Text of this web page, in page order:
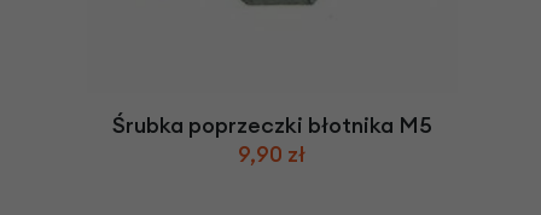
Śrubka poprzeczki błotnika M5
9,90 zł